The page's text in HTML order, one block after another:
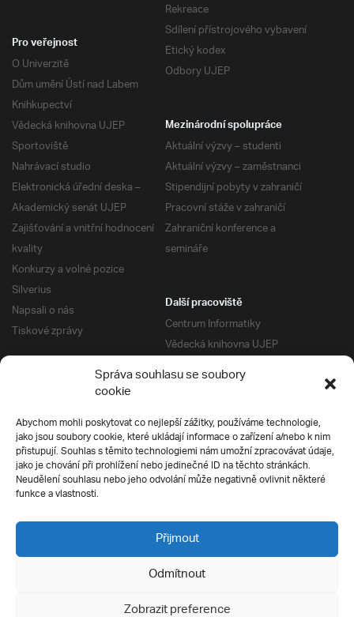
Správa souhlasu se soubory
cookie
Abychom mohli poskytovat co nejlepší zážitky, používáme technologie,
jako jsou soubory cookie, které ukládají informace o zařízení a/nebo k nim
přistupují. Souhlas s těmito technologiemi nám umožní zpracovávat údaje,
jako je chování při prohlížení nebo jedinečné ID na těchto stránkách.
Neudělení souhlasu nebo jeho odvolání může negativně ovlivnit některé
funkce a vlastnosti.
Přijmout
Odmítnout
Zobrazit preference
Rekreace
Sdílení přístrojového vybavení
Etický kodex
Odbory UJEP
Pro veřejnost
O Univerzitě
Dům umění Ústí nad Labem
Knihkupectví
Vědecká knihovna UJEP
Sportoviště
Nahrávací studio
Elektronická úřední deska –
Akademický senát UJEP
Zajišťování a vnitřní hodnocení
kvality
Konkurzy a volné pozice
Silverius
Napsali o nás
Tiskové zprávy
Mezinárodní spolupráce
Aktuální výzvy – studenti
Aktuální výzvy – zaměstnanci
Stipendijní pobyty v zahraničí
Pracovní stáže v zahraničí
Zahraniční konference a
semináře
Další pracoviště
Centrum Informatiky
Vědecká knihovna UJEP
Správa kolejí a menz
Univerzitní centrum podpory
Silverius
Pro uchazeče
Přijímací řízení
E-prihlaska
Přípravné kurzy
Ochrana soukromí
Všechna práva vyhrazena